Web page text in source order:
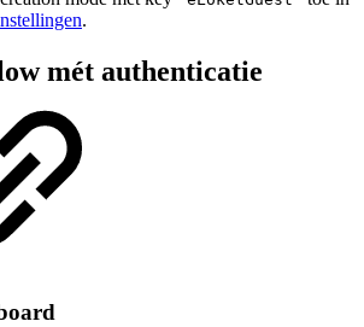
.
mét authenticatie